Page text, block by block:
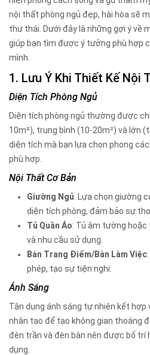
nội thất phòng ngủ đẹp, hài hòa sẽ
thư thái. Dưới đây là những gợi ý về
giúp bạn tìm được ý tưởng phù hợp
mình.
1. Lưu Ý Khi Thiết Kế Nội
Diện Tích Phòng Ngủ
Diện tích phòng ngủ thường được
10m²), trung bình (10-20m²) và lớn
diện tích mà bạn lựa chọn phong
phù hợp.
Nội Thất Cơ Bản
Giường Ngủ: Lựa chọn giường
diện tích phòng, đảm bảo sự
Tủ Quần Áo: Tủ âm tường
và nhu cầu sử dụng.
Bàn Trang Điểm/Bàn Làm Việc
phép, tạo sự tiện nghi.
Ánh Sáng
Tận dụng ánh sáng tự nhiên kết
nhân tạo để tạo không gian thoáng
đèn trần và đèn bàn nên được bố trí
dụng.